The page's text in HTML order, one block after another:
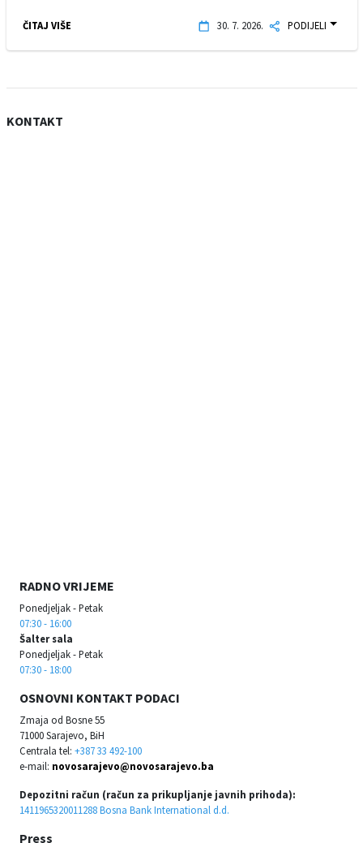
ČITAJ VIŠE 30. 7. 2026. PODIJELI
KONTAKT
RADNO VRIJEME
Ponedjeljak - Petak
07:30 - 16:00
Šalter sala
Ponedjeljak - Petak
07:30 - 18:00
OSNOVNI KONTAKT PODACI
Zmaja od Bosne 55
71000 Sarajevo, BiH
Centrala tel: +387 33 492-100
e-mail: novosarajevo@novosarajevo.ba
Depozitni račun (račun za prikupljanje javnih prihoda):
1411965320011288 Bosna Bank International d.d.
Press